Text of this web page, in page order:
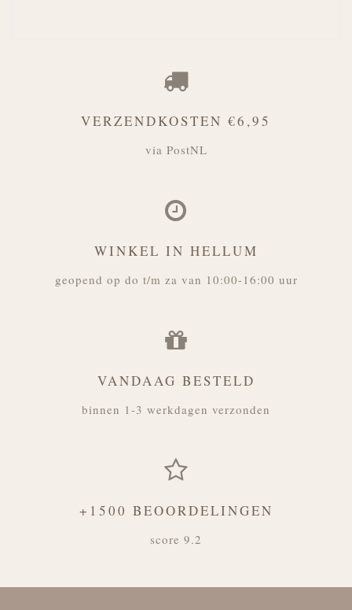
VERZENDKOSTEN €6,95
via PostNL
WINKEL IN HELLUM
geopend op do t/m za van 10:00-16:00 uur
VANDAAG BESTELD
binnen 1-3 werkdagen verzonden
+1500 BEOORDELINGEN
score 9.2